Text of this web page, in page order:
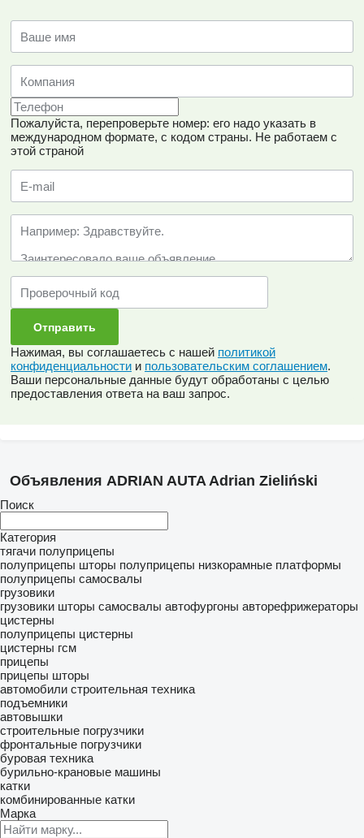
Пожалуйста, перепроверьте номер: его надо указать в
международном формате, с кодом страны. Не работаем с
этой страной
Нажимая, вы соглашаетесь с нашей политикой
конфиденциальности и пользовательским соглашением.
Ваши персональные данные будут обработаны с целью
предоставления ответа на ваш запрос.
Объявления ADRIAN AUTA Adrian Zieliński
Поиск
Категория
тягачи полуприцепы
полуприцепы шторы полуприцепы низкорамные платформы
полуприцепы самосвалы
грузовики
грузовики шторы самосвалы автофургоны авторефрижераторы
цистерны
полуприцепы цистерны
цистерны гсм
прицепы
прицепы шторы
автомобили строительная техника
подъемники
автовышки
строительные погрузчики
фронтальные погрузчики
буровая техника
бурильно-крановые машины
катки
комбинированные катки
Марка